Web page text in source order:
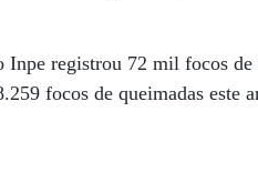
Inpe registrou 72 mil focos
focos de queimadas este